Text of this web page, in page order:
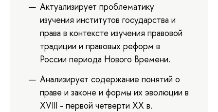
Актуализирует проблематику
изучения институтов государства и
права в контексте изучения правовой
традиции и правовых реформ в
России периода Нового Времени.
Анализирует содержание понятий о
праве и законе и формы их эволюции в
XVIII - первой четверти XX в.